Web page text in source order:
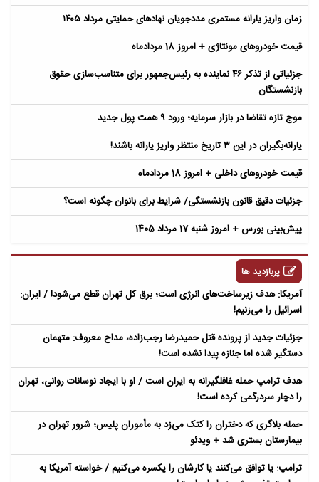
زمان واریز یارانه مستمری مددجویان نهادهای حمایتی مرداد ۱۴۰۵
قیمت خودروهای مونتاژی + امروز 18 مردادماه
جزئیاتی از تذکر ۴۶ نماینده به رئیس‌جمهور برای متناسب‌سازی حقوق
بازنشستگان
موج تازه تقاضا در بازار سرمایه؛ ورود ۹ همت پول جدید
یارانه‌بگیران در این ۳ تاریخ منتظر واریز یارانه باشند!
قیمت خودروهای داخلی + امروز 18 مردادماه
جزئیات دقیق قانون بازنشستگی/ شرایط برای بانوان چگونه است؟
پیش‌بینی بورس + امروز شنبه 17 مرداد 1405
پربازدید ها
آمریکا: هدف زیرساخت‌های انرژی است؛ برق کل تهران قطع می‌شود! / ایران:
اسرائیل را می‌زنیم!
جزئیات جدید از پرونده قتل حمیدرضا رجب‌زاده، مداح معروف: متهمان
دستگیر شده اما جنازه پیدا نشده است!
هدف ترامپ حمله غافلگیرانه به ایران است / او با ایجاد نوسانات روانی، تهران
را دچار سردرگمی کرده است!
حمله بلاگری که دختران را کتک می‌زد به مأموران پلیس؛ شرور تهران در
بیمارستان بستری شد + ویدئو
ترامپ: یا توافق می‌کنند یا کارشان را یکسره می‌کنیم / خواسته آمریکا به